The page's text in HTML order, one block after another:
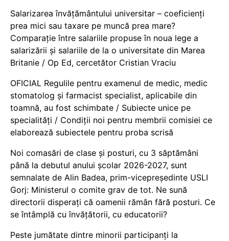
Salarizarea învățământului universitar – coeficienți
prea mici sau taxare pe muncă prea mare?
Comparație între salariile propuse în noua lege a
salarizării și salariile de la o universitate din Marea
Britanie / Op Ed, cercetător Cristian Vraciu
OFICIAL Regulile pentru examenul de medic, medic
stomatolog și farmacist specialist, aplicabile din
toamnă, au fost schimbate / Subiecte unice pe
specialități / Condiții noi pentru membrii comisiei ce
elaborează subiectele pentru proba scrisă
Noi comasări de clase și posturi, cu 3 săptămâni
până la debutul anului școlar 2026-2027, sunt
semnalate de Alin Badea, prim-vicepreședinte USLI
Gorj: Ministerul o comite grav de tot. Ne sună
directorii disperați că oamenii rămân fără posturi. Ce
se întâmplă cu învățătorii, cu educatorii?
Peste jumătate dintre minorii participanți la